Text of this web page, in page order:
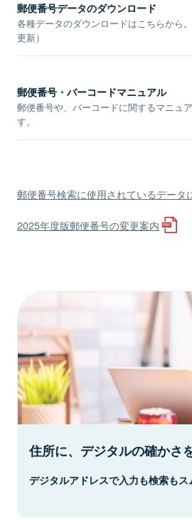
郵便番号データのダウンロード
各種データのダウンロードはこちらから
更新）
郵便番号・バーコードマニュアル
郵便番号や、バーコードに関するマニュ
す。
郵便番号検索に使用されているデータ
2025年度版郵便番号の変更案内
住所に、デジタルの確かさを
デジタルアドレスで入力も検索もス